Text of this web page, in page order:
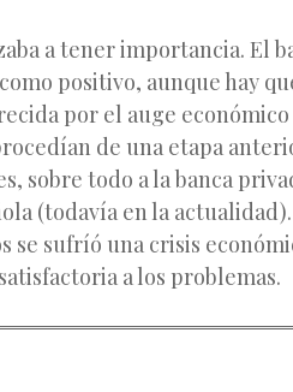
a tener importancia. El
positivo, aunque hay
por el auge
de una etapa
sobre todo a la banca
(todavía en la
se sufríó una crisis
a los problemas.